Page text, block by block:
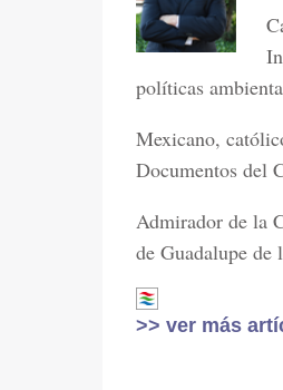
políticas
Mexicano,
Documentos del
Admirador de la
de Guadalupe de
>> ver más